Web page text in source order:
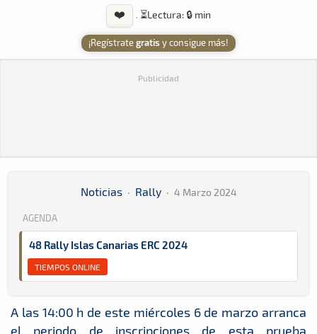
❤️ · ⏳Lectura: 🔒 min
¡Regístrategratis y consigue más!
Publicidad
Noticias · Rally · 4 Marzo 2024
AGENDA
48 Rally Islas Canarias ERC 2024
TIEMPOS ONLINE
A las 14:00 h de este miércoles 6 de marzo arranca
el periodo de inscripciones de esta prueba